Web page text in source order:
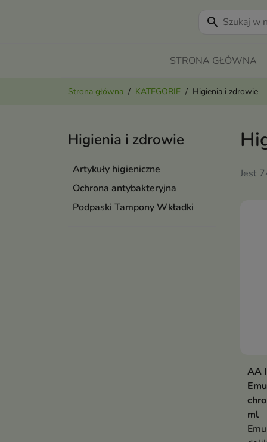
search
STRONA GŁÓWNA
Strona główna KATEGORIE Higienia i zdrowie
Higienia i zdrowie
Artykuły higieniczne
Ochrona antybakteryjna
Podpaski Tampony Wkładki
Jest
AA
ml